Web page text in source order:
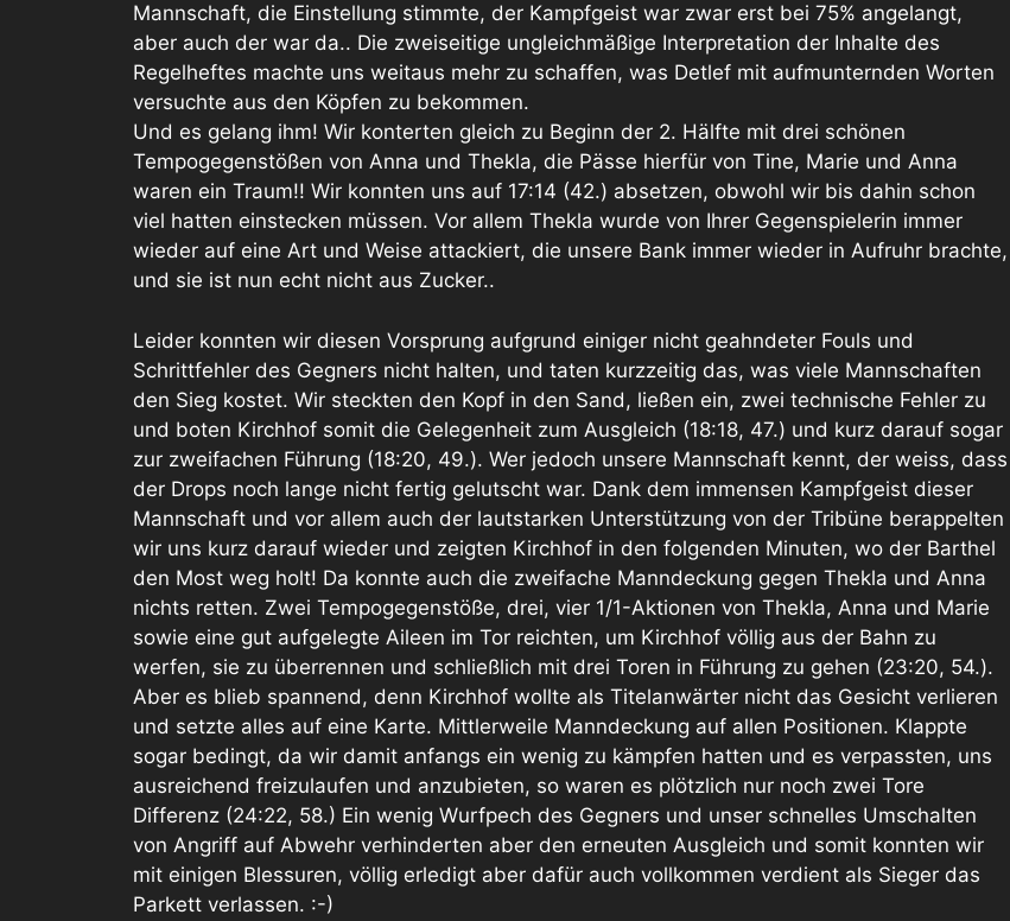
Mannschaft, die Einstellung stimmte, der Kampfgeist war zwar erst bei 75% angelangt,
aber auch der war da.. Die zweiseitige ungleichmäßige Interpretation der Inhalte des
Regelheftes machte uns weitaus mehr zu schaffen, was Detlef mit aufmunternden Worten
versuchte aus den Köpfen zu bekommen.
Und es gelang ihm! Wir konterten gleich zu Beginn der 2. Hälfte mit drei schönen
Tempogegenstößen von Anna und Thekla, die Pässe hierfür von Tine, Marie und Anna
waren ein Traum!! Wir konnten uns auf 17:14 (42.) absetzen, obwohl wir bis dahin schon
viel hatten einstecken müssen. Vor allem Thekla wurde von Ihrer Gegenspielerin immer
wieder auf eine Art und Weise attackiert, die unsere Bank immer wieder in Aufruhr brachte,
und sie ist nun echt nicht aus Zucker..
Leider konnten wir diesen Vorsprung aufgrund einiger nicht geahndeter Fouls und
Schrittfehler des Gegners nicht halten, und taten kurzzeitig das, was viele Mannschaften
den Sieg kostet. Wir steckten den Kopf in den Sand, ließen ein, zwei technische Fehler zu
und boten Kirchhof somit die Gelegenheit zum Ausgleich (18:18, 47.) und kurz darauf sogar
zur zweifachen Führung (18:20, 49.). Wer jedoch unsere Mannschaft kennt, der weiss, dass
der Drops noch lange nicht fertig gelutscht war. Dank dem immensen Kampfgeist dieser
Mannschaft und vor allem auch der lautstarken Unterstützung von der Tribüne berappelten
wir uns kurz darauf wieder und zeigten Kirchhof in den folgenden Minuten, wo der Barthel
den Most weg holt! Da konnte auch die zweifache Manndeckung gegen Thekla und Anna
nichts retten. Zwei Tempogegenstöße, drei, vier 1/1-Aktionen von Thekla, Anna und Marie
sowie eine gut aufgelegte Aileen im Tor reichten, um Kirchhof völlig aus der Bahn zu
werfen, sie zu überrennen und schließlich mit drei Toren in Führung zu gehen (23:20, 54.).
Aber es blieb spannend, denn Kirchhof wollte als Titelanwärter nicht das Gesicht verlieren
und setzte alles auf eine Karte. Mittlerweile Manndeckung auf allen Positionen. Klappte
sogar bedingt, da wir damit anfangs ein wenig zu kämpfen hatten und es verpassten, uns
ausreichend freizulaufen und anzubieten, so waren es plötzlich nur noch zwei Tore
Differenz (24:22, 58.) Ein wenig Wurfpech des Gegners und unser schnelles Umschalten
von Angriff auf Abwehr verhinderten aber den erneuten Ausgleich und somit konnten wir
mit einigen Blessuren, völlig erledigt aber dafür auch vollkommen verdient als Sieger das
Parkett verlassen. :-)